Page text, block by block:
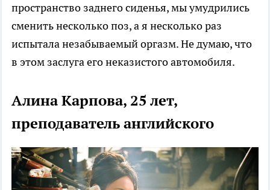
пространство заднего сиденья, мы умудрились
сменить несколько поз, а я несколько раз
испытала незабываемый оргазм. Не думаю, что
в этом заслуга его неказистого автомобиля.
Алина Карпова, 25 лет,
преподаватель английского